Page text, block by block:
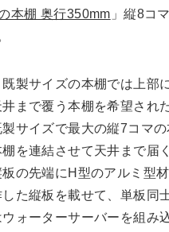
本棚 奥行350mm 」縦8コ
製サイズの本棚では上部
まで覆う本棚を希望され
サイズで最大の縦7コマ
を連結させて天井まで届
の先端にH型のアルミ型
た縦板を載せて、単板同
ォーターサーバーを組み